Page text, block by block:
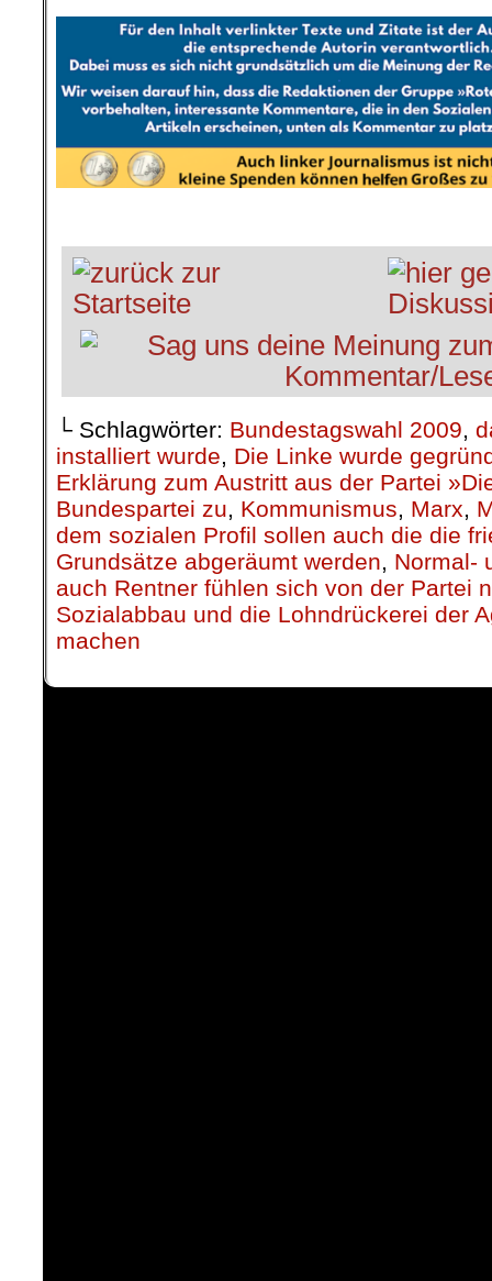
└ Schlagwörter: Bundestagswahl 2009,
installiert wurde, Die Linke wurde
Erklärung zum Austritt aus der Partei
Bundespartei zu, Kommunismus, Marx,
dem sozialen Profil sollen auch die die
Grundsätze abgeräumt werden, Normal-
auch Rentner fühlen sich von der Partei
Sozialabbau und die Lohndrückerei der
machen